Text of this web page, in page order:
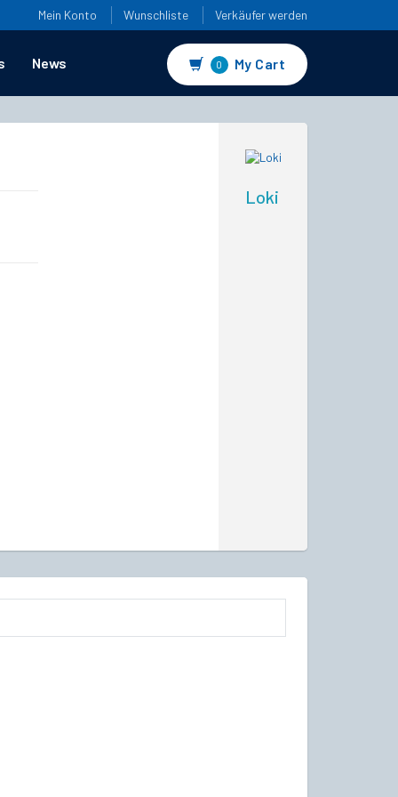
Mein Konto Wunschliste Verkäufer werden
News 0 My Cart
Loki